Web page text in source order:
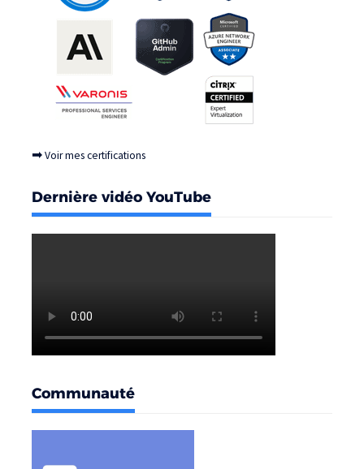
➡Voir mes certifications
Dernière vidéo YouTube
Communauté